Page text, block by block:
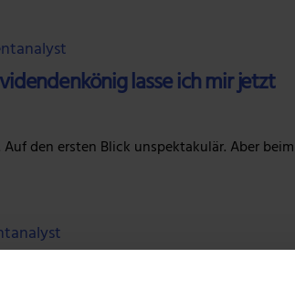
lasse ich mir jetzt
den ersten Blick unspektakulär. Aber beim
ihre Dividenden erhöht haben